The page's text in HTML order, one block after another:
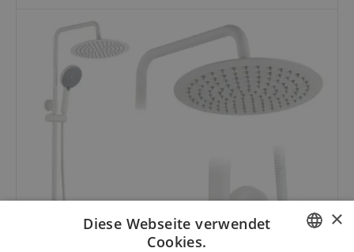
×
Diese Webseite verwendet
Cookies.